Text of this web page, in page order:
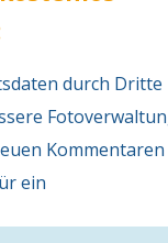
durch Dritte
Kommentaren
ein